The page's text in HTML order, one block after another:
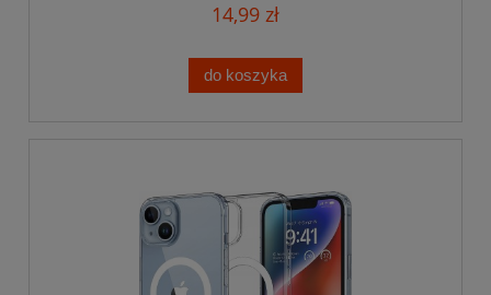
14,99 zł
do koszyka